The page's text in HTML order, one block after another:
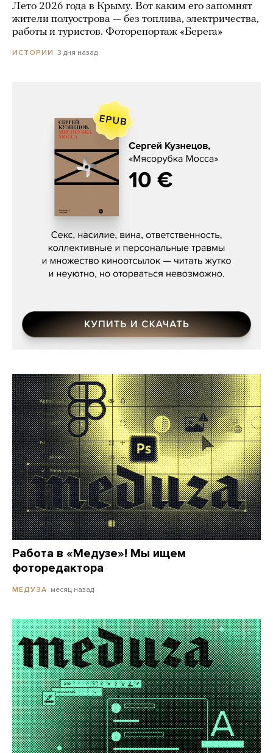
Лето 2026 года в Крыму. Вот каким его запомнят
жители полуострова — без топлива, электричества,
работы и туристов. Фоторепортаж «Берега»
ИСТОРИИ 3 дня назад
Сергей Кузнецов, «Мясорубка
Работа в «Медузе»! Мы ищем
фоторедактора
МЕДУЗА месяц назад